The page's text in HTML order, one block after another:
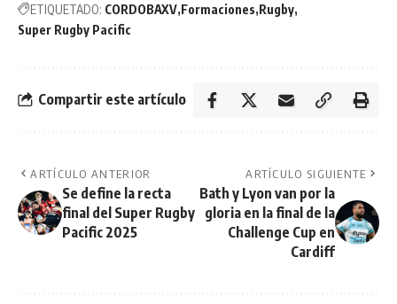
ETIQUETADO: CORDOBAXV Formaciones Rugby
Super Rugby Pacific
Compartir este artículo
ARTÍCULO ANTERIOR
Se define la recta
final del Super Rugby
Pacific 2025
ARTÍCULO SIGUIENTE
Bath y Lyon van por la
gloria en la final de la
Challenge Cup en
Cardiff